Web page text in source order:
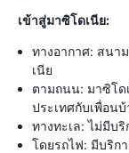
เข้าสู่มาซิโดเนีย:
ทางอากาศ: สนา
เนีย
ตามถนน: มาซิโด
ประเทศกับเพื่อน
ทางทะเล: ไม่มีบ
โดยรถไฟ: มีบริก